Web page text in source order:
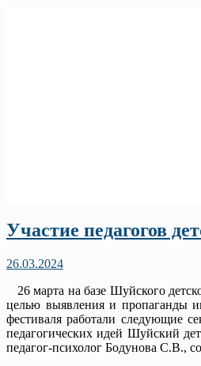
Участие педагогов
26.03.2024
26 марта на базе Шуйского
целью выявления и пропаганды
фестиваля работали следующие
педагогических идей Шуйский
педагог-психолог Бодунова С.В.,